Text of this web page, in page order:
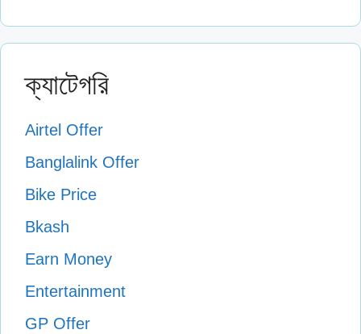
ক্যাটেগরি
Airtel Offer
Banglalink Offer
Bike Price
Bkash
Earn Money
Entertainment
GP Offer